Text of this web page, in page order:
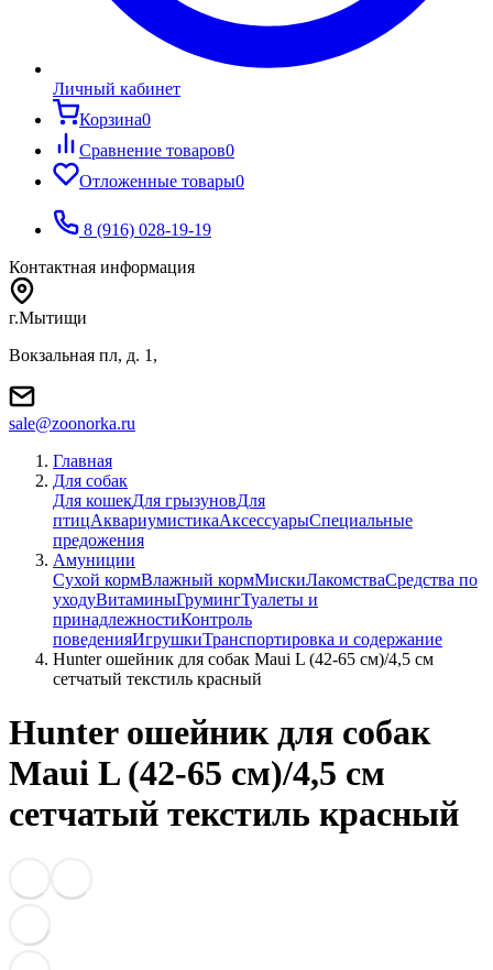
Личный кабинет
Корзина0
Сравнение товаров0
Отложенные товары0
8 (916) 028-19-19
Контактная информация
г.Мытищи
Вокзальная пл, д. 1,
sale@zoonorka.ru
Главная
Для собак
Для кошекДля грызуновДля
птицАквариумистикаАксессуарыСпециальные
предожения
Амуниции
Сухой кормВлажный кормМискиЛакомстваСредства по
уходуВитаминыГрумингТуалеты и
принадлежностиКонтроль
поведенияИгрушкиТранспортировка и содержание
Hunter ошейник для собак Maui L (42-65 cм)/4,5 см
сетчатый текстиль красный
Hunter ошейник для собак
Maui L (42-65 cм)/4,5 см
сетчатый текстиль красный